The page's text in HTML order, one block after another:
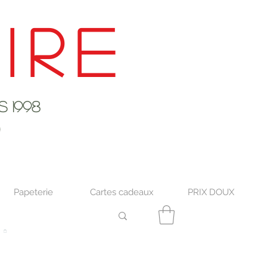
Papeterie Cartes cadeaux PRIX DOUX